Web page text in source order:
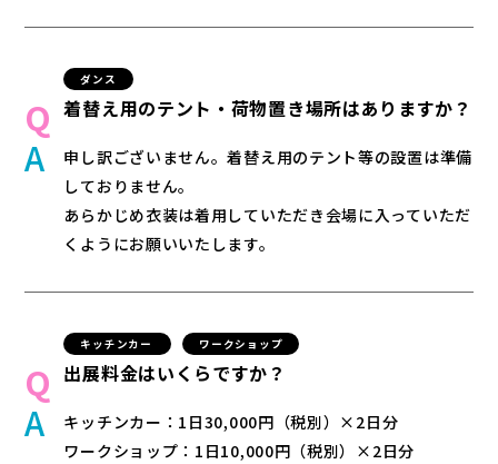
開催概要
キッチンカー
スペシャルゲスト
DJアーティスト
ダンス
周辺ガイド
Contact
ダンス
着替え用のテント・荷物置き場所はありますか？
申し訳ございません。着替え用のテント等の設置は準備
しておりません。
あらかじめ衣装は着用していただき会場に入っていただ
くようにお願いいたします。
キッチンカー ワークショップ
出展料金はいくらですか？
キッチンカー：1日30,000円（税別）×2日分
ワークショップ：1日10,000円（税別）×2日分